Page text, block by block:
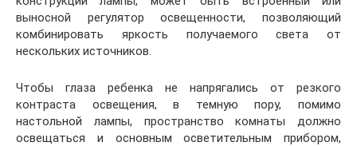
выносной регулятор освещенности, позволяющий
комбинировать яркость получаемого света от
нескольких источников.
Чтобы глаза ребенка не напрягались от резкого
контраста освещения, в темную пору, помимо
настольной лампы, пространство комнаты должно
освещаться и основным осветительным прибором,